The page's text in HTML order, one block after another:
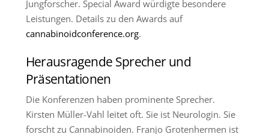
Jungforscher. Special Award würdigte besondere
Leistungen. Details zu den Awards auf
cannabinoidconference.org.
Herausragende Sprecher und
Präsentationen
Die Konferenzen haben prominente Sprecher.
Kirsten Müller-Vahl leitet oft. Sie ist Neurologin. Sie
forscht zu Cannabinoiden. Franjo Grotenhermen ist